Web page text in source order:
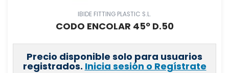
IBIDE FITTING PLASTIC S.L.
CODO ENCOLAR 45º D.50
Precio disponible solo para usuarios
registrados. Inicia sesión o Regístrate